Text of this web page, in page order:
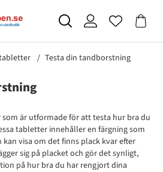
Testa din tandborstning
är utformade för att testa hur bra du
tabletter innehåller en färgning som
visa om det finns plack kvar efter
sig på placket och gör det synligt,
på hur bra du har rengjort dina